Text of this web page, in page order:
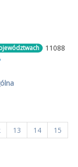
11088
13 14
15